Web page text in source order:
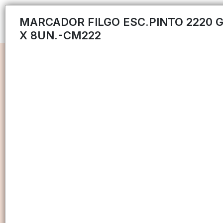
MARCADOR FILGO ESC.PINTO 2220
X 8UN.-CM222